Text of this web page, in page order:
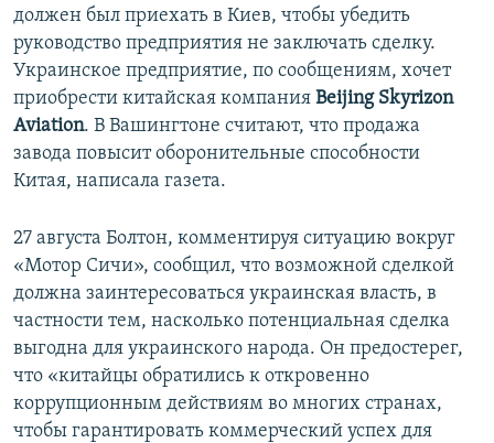
должен был приехать в Киев, чтобы убедить
руководство предприятия не заключать сделку.
Украинское предприятие, по сообщениям, хочет
приобрести китайская компания Beijing Skyrizon
Aviation. В Вашингтоне считают, что продажа
завода повысит оборонительные способности
Китая, написала газета.
27 августа Болтон, комментируя ситуацию вокруг
«Мотор Сичи», сообщил, что возможной сделкой
должна заинтересоваться украинская власть, в
частности тем, насколько потенциальная сделка
выгодна для украинского народа. Он предостерег,
что «китайцы обратились к откровенно
коррупционным действиям во многих странах,
чтобы гарантировать коммерческий успех для